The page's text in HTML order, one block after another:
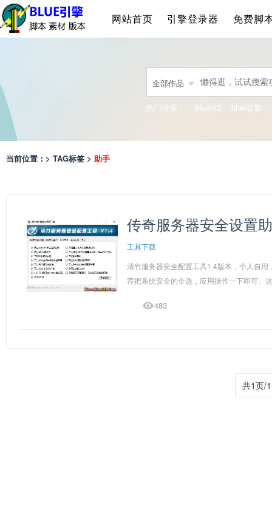
网站首页 引擎登录器 免费脚
全部作品
热门搜索： bluem2 blue引擎
当前位置：> TAG标签 > 助手
传奇服务器安全设置
工具下载
清竹服务器安全配置工具1.4版本，个人自
荐把系统安全的全选，应用操作一下即可。
483
共1页/